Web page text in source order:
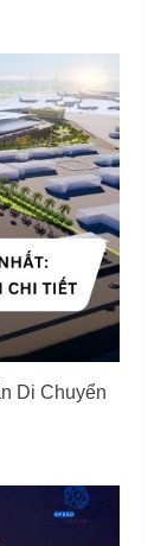
Di Chuyển